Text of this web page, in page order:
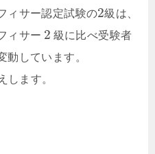
ィサー認定試験の2級 は、
ィサー 2 級に比べ受験者
動しています。
します。